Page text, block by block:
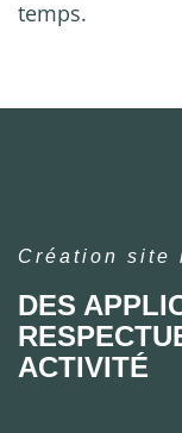
temps.
Création site
DES
ACTIVITÉ